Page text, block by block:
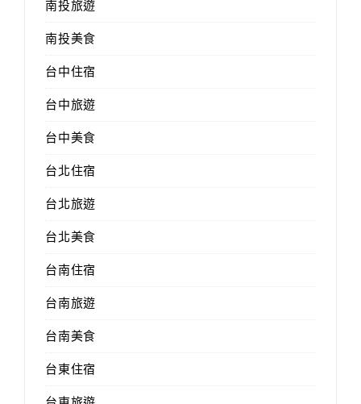
南投旅遊
南投美食
台中住宿
台中旅遊
台中美食
台北住宿
台北旅遊
台北美食
台南住宿
台南旅遊
台南美食
台東住宿